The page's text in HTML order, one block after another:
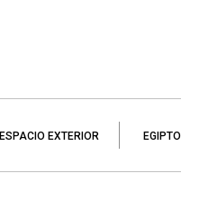
ESPACIO EXTERIOR EGIPTO